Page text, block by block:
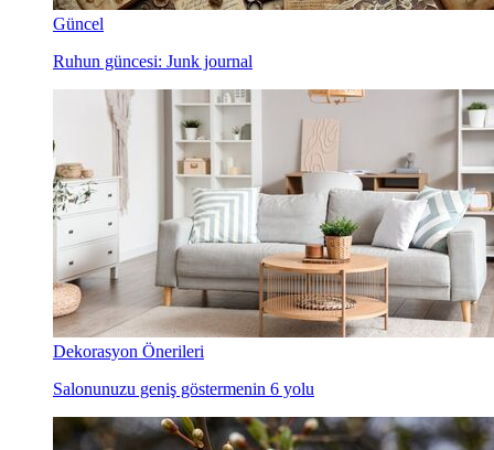
Güncel
Ruhun güncesi: Junk journal
Dekorasyon Önerileri
Salonunuzu geniş göstermenin 6 yolu